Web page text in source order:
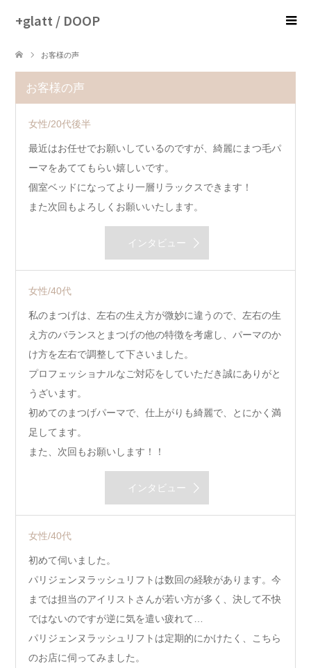
+glatt / DOOP
お客様の声
お客様の声
女性/20代後半
最近はお任せでお願いしているのですが、綺麗にまつ毛パ
ーマをあててもらい嬉しいです。
個室ベッドになってより一層リラックスできます！
また次回もよろしくお願いいたします。
インタビュー
女性/40代
私のまつげは、左右の生え方が微妙に違うので、左右の生
え方のバランスとまつげの他の特徴を考慮し、パーマのか
け方を左右で調整して下さいました。
プロフェッショナルなご対応をしていただき誠にありがと
うざいます。
初めてのまつげパーマで、仕上がりも綺麗で、とにかく満
足してます。
また、次回もお願いします！！
インタビュー
女性/40代
初めて伺いました。
パリジェンヌラッシュリフトは数回の経験があります。今
までは担当のアイリストさんが若い方が多く、決して不快
ではないのですが逆に気を遣い疲れて…
パリジェンヌラッシュリフトは定期的にかけたく、こちら
のお店に伺ってみました。